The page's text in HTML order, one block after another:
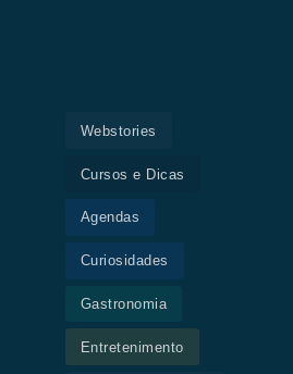
Webstories
Cursos e Dicas
Agendas
Curiosidades
Gastronomia
Entretenimento